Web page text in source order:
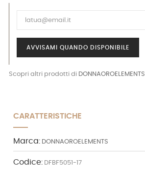
AVVISAMI QUANDO DISPONIBILE
Scopri altri prodotti di DONNAOROELEMENTS
CARATTERISTICHE
Marca: DONNAOROELEMENTS
Codice: DFBF5051-17